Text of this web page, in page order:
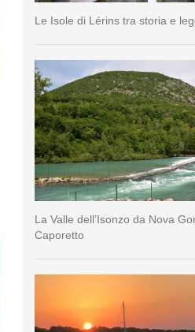
Le Isole di Lérins tra storia e
La Valle dell’Isonzo da Nova
Caporetto